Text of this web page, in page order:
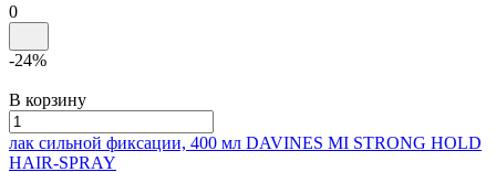
0
-24%
В корзину
лак сильной фиксации, 400 мл DAVINES MI STRONG HOLD
HAIR-SPRAY